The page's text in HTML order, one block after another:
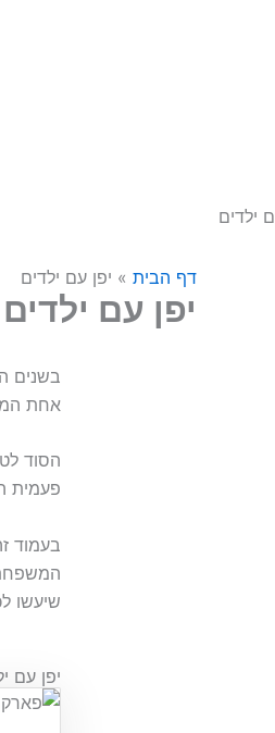
דף הבית » יפן עם ילדים
יפן עם ילדים
בשנים
אחת
הסוד
פעמית
בעמוד
שיעשו
יפן עם